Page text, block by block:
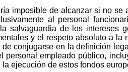
imposible de alcanzar si no se
al personal
salvaguardia de los intereses
y el respeto absoluto a la
conjugarse en la definición
personal empleado público,
ejecución de estos fondos